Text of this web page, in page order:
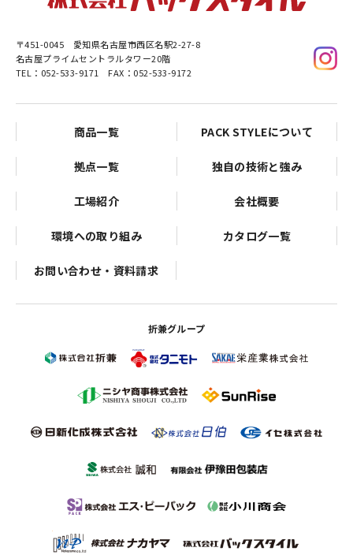
〒451-0045 愛知県名古屋市西区名駅2-27-8
名古屋プライムセントラルタワー20階
TEL：052-533-9171 FAX：052-533-9172
商品一覧 PACK STYLEについて
拠点一覧 独自の技術と強み
工場紹介 会社概要
環境への取り組み カタログ一覧
お問い合わせ・資料請求
折兼グループ